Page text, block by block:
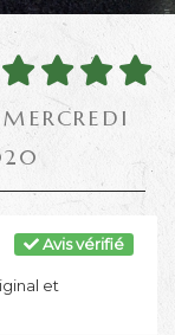
Avis vérifié
et